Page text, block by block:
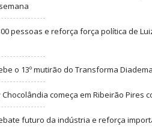
pessoas e reforça força política de
o 13º mutirão do Transforma
começa em Ribeirão Pires
futuro da indústria e reforça